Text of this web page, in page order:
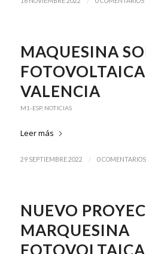
MAQUESINA
VALENCIA
M1-ESP, NOTICIAS
Leer más
29 SEPTIEMBRE 2022 / 0 COMENTARIOS
NUEVO
MARQUESINA